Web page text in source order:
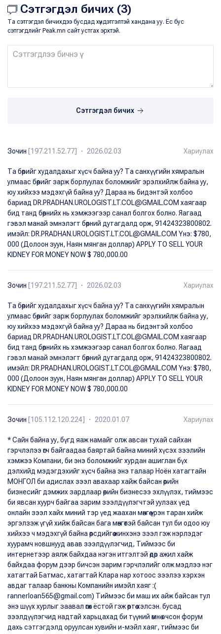
Сэтгэгдэл бичих (3)
Та сэтгэгдэл бичихдээ бусдад хүндэтгэлтэй хандана уу. Ёс бус
сэтгэгдлийг Peak.mn сайт устгах эрхтэй.
Сэтгэгдэл бичих
Зочин [197.211.52.77] ・ 2026.02.03 Хариулах
Та бөөрийг худалдахыг хүсч байна уу? Та санхүүгийн хямралын
улмаас бөөрийг зарж борлуулах боломжийг эрэлхийлж байна уу,
юу хийхээ мэдэхгүй байна уу? Дараа нь бидэнтэй холбоо
бариад DR.PRADHAN.UROLOGIST.LT.COL@GMAIL.COM хаягаар
бид танд бөөрнийх нь хэмжээгээр санал болгох болно. Яагаад
гэвэл манай эмнэлэгт бөөрний дутагдалд орж, 91424323800802.
имэйл: DR.PRADHAN.UROLOGIST.LT.COL@GMAIL.COM Yнэ: $780,
000 (Долоон зуун, Наян мянган доллар) APPLY TO SELL YOUR
KIDNEY FOR MONEY NOW $ 780,000.00
Зочин [197.211.52.77] ・ 2026.02.03 Хариулах
Та бөөрийг худалдахыг хүсч байна уу? Та санхүүгийн хямралын
улмаас бөөрийг зарж борлуулах боломжийг эрэлхийлж байна уу,
юу хийхээ мэдэхгүй байна уу? Дараа нь бидэнтэй холбоо
бариад DR.PRADHAN.UROLOGIST.LT.COL@GMAIL.COM хаягаар
бид танд бөөрнийх нь хэмжээгээр санал болгох болно. Яагаад
гэвэл манай эмнэлэгт бөөрний дутагдалд орж, 91424323800802.
имэйл: DR.PRADHAN.UROLOGIST.LT.COL@GMAIL.COM Yнэ: $780,
000 (Долоон зуун, Наян мянган доллар) APPLY TO SELL YOUR
KIDNEY FOR MONEY NOW $ 780,000.00
Зочин [105.112.120.224] ・ 2020.01.07 Хариулах
* Сайн байна уу, бүгд яаж намайг олж авсан тухай сайхан
гэрчлэлээ өгч байгаадаа баяртай байна миний хүсэх зээлийн
хэмжээ Компани, би энэ боломжийг хурдан ашиглан бүх
дэлхийд мэдэгдэхийг хүсч байна энэ талаар Ноён хатагтайн
МОНГОЛ би адислах зээл авахаар хайж байсан өөрийн
бизнесийг дэмжих зардлаар өөрийн бизнесээ эхлүүлэх, тиймээс
би явсан хуурч байгаа зарим зээлдүүлэгчтэй уулзах үед
онлайн зээл хайх миний тэр үед жаахан мөнгөө үрэн таран хийж
эргэлзэж үгүй ​​хийж байсан бага мөнгөтэй байсан тул би одоо юу
хийхээ ч мэдэхгүй байна өөрсдийгөө жинхэнэ зээл гэж нэрлэдэг
хуурамч новшнууд авав зээлдүүлэгчид, Тиймээс би
интернетээр аялж байхдаа нэгэн итгэлтэй өдөр ажил хайж
байхдаа форум дээр бичсэн зарим гэрчлэлийг олж мэдлээ нэг
хатагтай Батмас, хатагтай Клара нар хотоос зээлээ хэрхэн
авдаг талаар банкны Компанийн имэйл хаяг :(
rannerloan565@gmail.com) Тиймээс би маш их айж байсан тул
энэ шүүх хурлыг заавал өгөх ёстой гэж өөртөө хэлсэн. бусад
зээлдүүлэгчид надтай харьцахад би түүний өмнө очсон форум
дахь сэтгэгдэлд оруулсан хувийн и-мэйл хаяг, тиймээс би